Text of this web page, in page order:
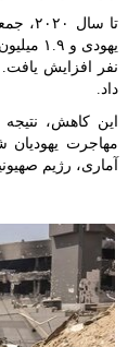
داد.
این کاهش،
آماری، رژیم